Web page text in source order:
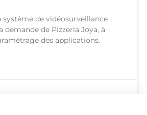
système de vidéosurveillance
demande de Pizzeria Joya, à
des applications.